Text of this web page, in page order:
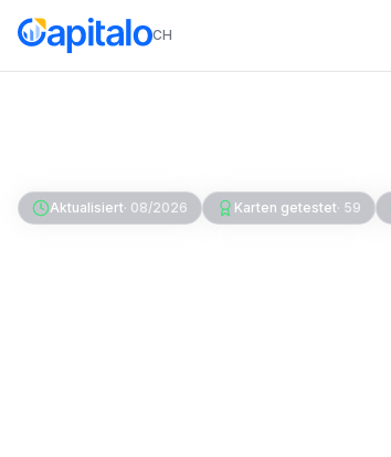
CH
Aktualisiert· 08/2026 Karten getestet· 59